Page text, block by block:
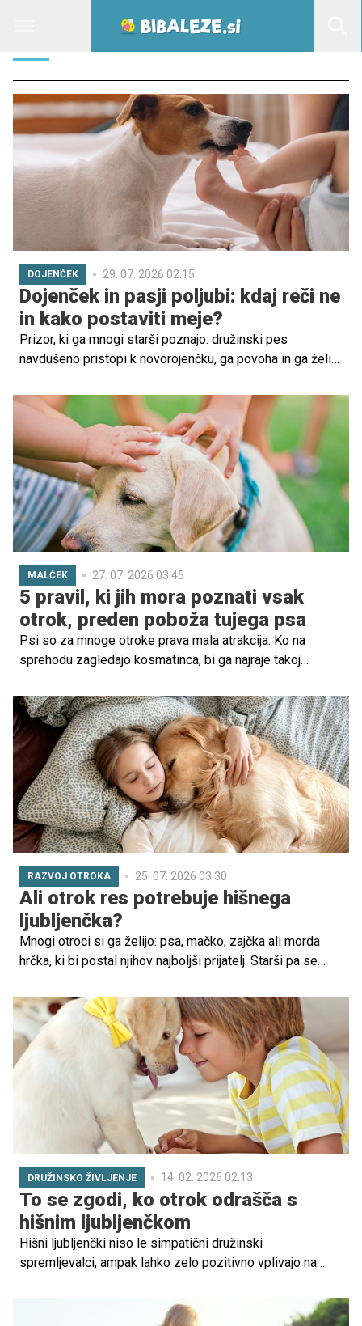
DOJENČEK 29. 07. 2026 02.15
Dojenček in pasji poljubi: kdaj reči ne
in kako postaviti meje?
Prizor, ki ga mnogi starši poznajo: družinski pes
navdušeno pristopi k novorojenčku, ga povoha in ga želi
marsikoga je to znak nežnosti in sprejemanja novega
člana družine, vendar se hkrati pojavi vprašanje: je pasje
lizanje dojenčka varno ali bi ga morali preprečiti?
MALČEK 27. 07. 2026 03.45
5 pravil, ki jih mora poznati vsak
otrok, preden poboža tujega psa
Psi so za mnoge otroke prava mala atrakcija. Ko na
sprehodu zagledajo kosmatinca, bi ga najraje takoj
opozarjajo: tudi prijazen in ljubek pes ni vedno pripravljen
na stik z neznancem. Otroci se morajo naučiti, kako se
psu približati na varen način – zase in za žival.
RAZVOJ OTROKA 25. 07. 2026 03.30
Ali otrok res potrebuje hišnega
ljubljenčka?
Mnogi otroci si ga želijo: psa, mačko, zajčka ali morda
hrčka, ki bi postal njihov najboljši prijatelj. Starši pa se
otroku res koristil ali bo postal le še ena obveznost za
odrasle?
DRUŽINSKO ŽIVLJENJE 14. 02. 2026 02.13
To se zgodi, ko otrok odrašča s
hišnim ljubljenčkom
Hišni ljubljenčki niso le simpatični družinski
spremljevalci, ampak lahko zelo pozitivno vplivajo na